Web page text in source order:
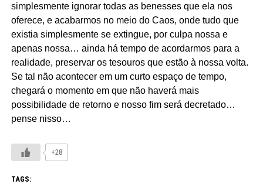
simplesmente ignorar todas as benesses que ela nos
oferece, e acabarmos no meio do Caos, onde tudo que
existia simplesmente se extingue, por culpa nossa e
apenas nossa… ainda há tempo de acordarmos para a
realidade, preservar os tesouros que estão à nossa volta.
Se tal não acontecer em um curto espaço de tempo,
chegará o momento em que não haverá mais
possibilidade de retorno e nosso fim será decretado…
pense nisso…
+28
TAGS: